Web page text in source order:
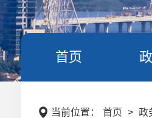
首页
当前位置： 首页 > 政